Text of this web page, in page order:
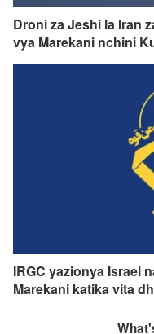
Droni za Jeshi la Iran
vya Marekani nchini
IRGC yazionya Israel
Marekani katika vita